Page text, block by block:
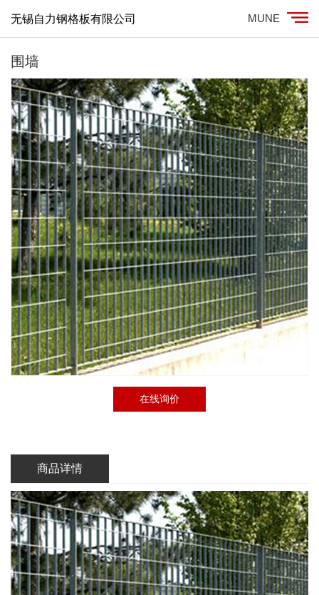
无锡自力钢格板有限公司 MUNE
围墙
在线询价
商品详情